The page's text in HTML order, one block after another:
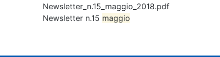
Newsletter_n.15_maggio_2018.pdf
Newsletter n.15 maggio